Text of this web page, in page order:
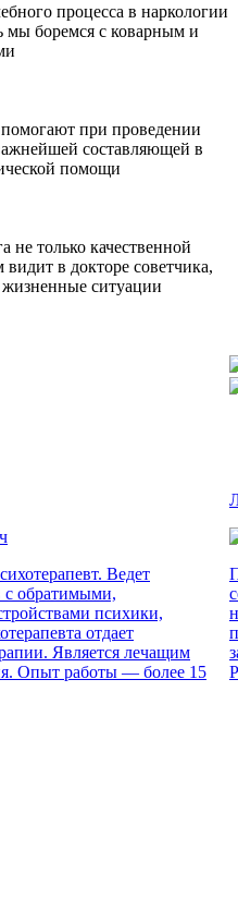
процесса в наркологии
мы боремся с коварным и
при проведении
составляющей в
помощи
не только качественной
в докторе советчика,
ситуации
Ведет
с обратимыми,
психики,
отдает
Является лечащим
Опыт работы — более 15